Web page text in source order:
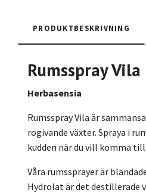
PRODUKTBESKRIVNING
Rumsspray Vila
Herbasensia
Rumsspray Vila är
rogivande växter. Spraya i
kudden när du vill komma
Våra rumssprayer är
Hydrolat är det destillerade